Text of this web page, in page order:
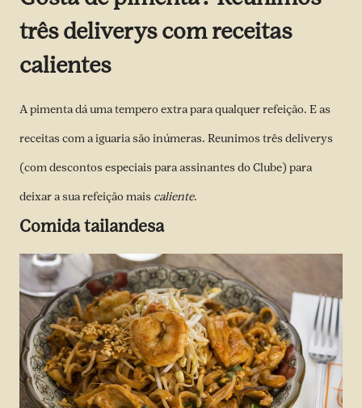
três deliverys com receitas
calientes
A pimenta dá uma tempero extra para qualquer refeição. E as
receitas com a iguaria são inúmeras. Reunimos três deliverys
(com descontos especiais para assinantes do Clube) para
deixar a sua refeição mais caliente.
Comida tailandesa